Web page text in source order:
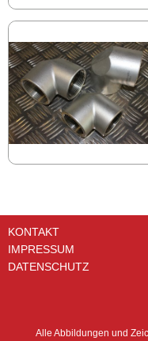
KONTAKT
IMPRESSUM
DATENSCHUTZ
Alle Abbildungen und